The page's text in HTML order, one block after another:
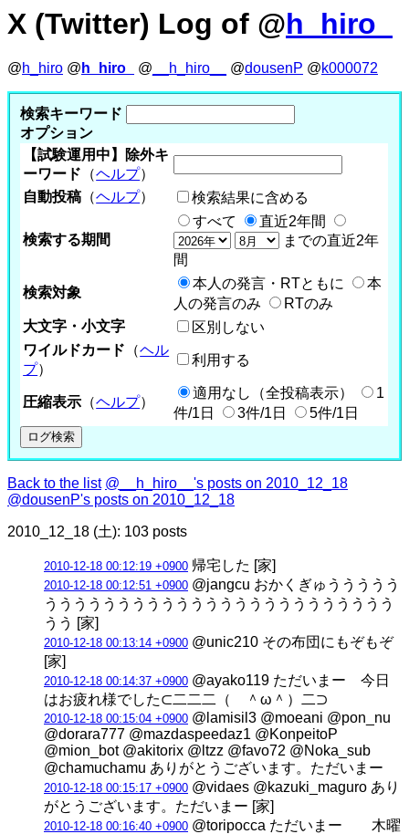
X (Twitter) Log of @h_hiro_
@h_hiro @ h_hiro_ @ __h_hiro__ @dousenP @k000072
検索キーワード
オプション
【試験運用中】除外キ
ーワード （ヘルプ）
自動投稿 （ヘルプ） 検索結果に含める
検索する期間
すべて
直近2年間
までの直近2年
間
検索対象
本人の発言・RTともに
本
人の発言のみ
RTのみ
大文字・小文字
区別しない
ワイルドカード （ヘル
プ）
利用する
圧縮表示 （ヘルプ）
適用なし（全投稿表示）
1
件/1日
3件/1日 5件/1日
Back to the list @__h_hiro__'s posts on 2010_12_18
@dousenP's posts on 2010_12_18
2010_12_18 (土): 103 posts
2010-12-18 00:12:19 +0900 帰宅した [家]
2010-12-18 00:12:51 +0900 @jangcu おかくぎゅううううう
うううううううううううううううううううううううう
うう [家]
2010-12-18 00:13:14 +0900 @unic210 その布団にもぞもぞ
[家]
2010-12-18 00:14:37 +0900 @ayako119 ただいまー 今日
はお疲れ様でした⊂二二二（ ＾ω＾）二⊃
2010-12-18 00:15:04 +0900 @lamisil3 @moeani @pon_nu
@dorara777 @mazdaspeedaz1 @KonpeitoP
@mion_bot @akitorix @ltzz @favo72 @Noka_sub
@chamuchamu ありがとうございます。ただいまー
2010-12-18 00:15:17 +0900 @vidaes @kazuki_maguro あり
がとうございます。ただいまー [家]
2010-12-18 00:16:40 +0900 @toripocca ただいまー 木曜